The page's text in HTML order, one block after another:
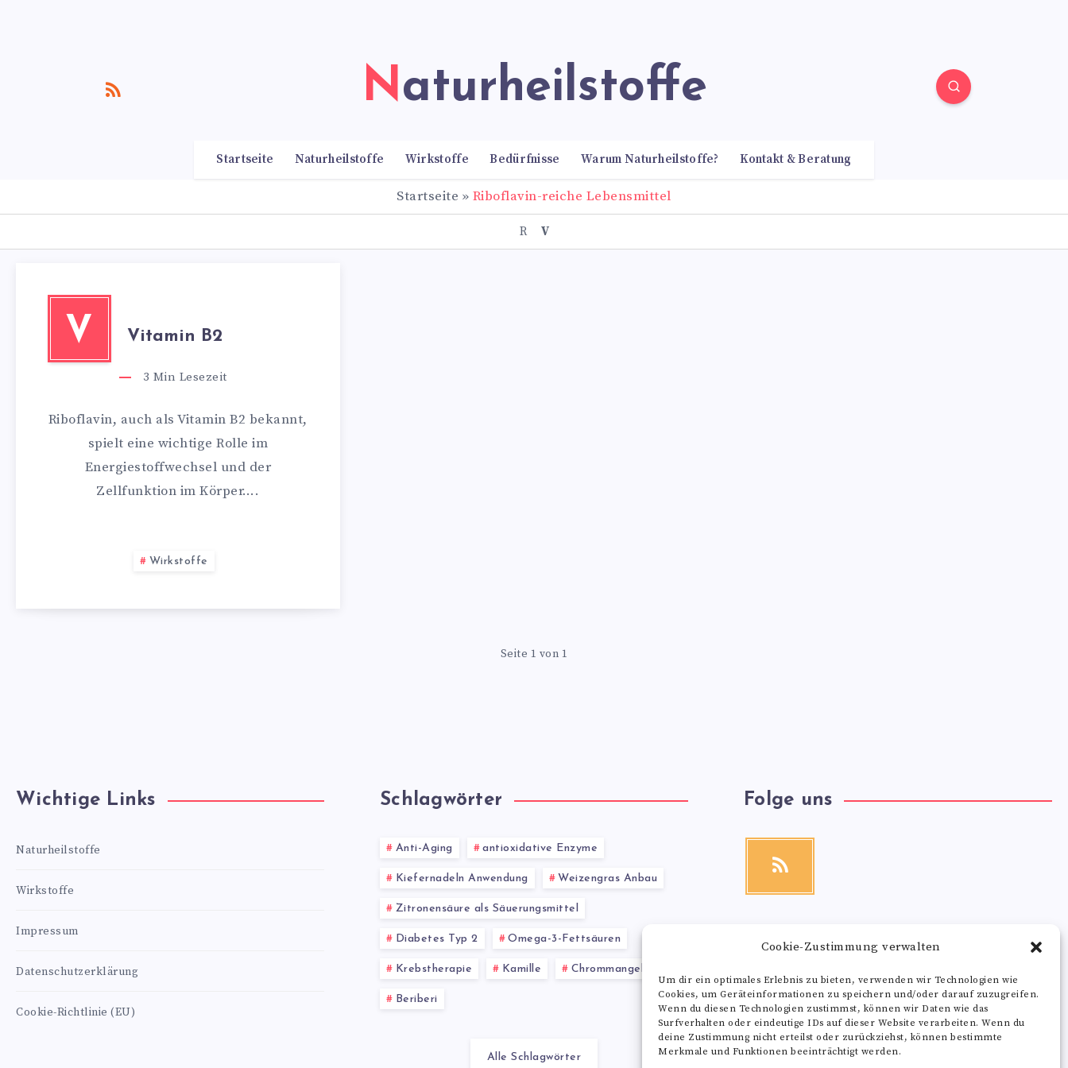
Cookie-Zustimmung verwalten
Um dir ein optimales Erlebnis zu bieten, verwenden wir Technologien wie
Cookies, um Geräteinformationen zu speichern und/oder darauf zuzugreifen.
Wenn du diesen Technologien zustimmst, können wir Daten wie das
Surfverhalten oder eindeutige IDs auf dieser Website verarbeiten. Wenn du
deine Zustimmung nicht erteilst oder zurückziehst, können bestimmte
Merkmale und Funktionen beeinträchtigt werden.
Naturheilstoffe
Startseite Naturheilstoffe Wirkstoffe Bedürfnisse Warum Naturheilstoffe? Kontakt & Beratung
Startseite » Riboflavin-reiche Lebensmittel
R V
V Vitamin B2
3 Min Lesezeit
Riboflavin, auch als Vitamin B2 bekannt,
spielt eine wichtige Rolle im
Energiestoffwechsel und der
Zellfunktion im Körper….
Wirkstoffe
Seite 1 von 1
Wichtige Links
Naturheilstoffe
Wirkstoffe
Impressum
Datenschutzerklärung
Cookie-Richtlinie (EU)
Schlagwörter
Anti-Aging antioxidative Enzyme
Kiefernadeln Anwendung Weizengras Anbau
Zitronensäure als Säuerungsmittel
Diabetes Typ 2 Omega-3-Fettsäuren
Krebstherapie Kamille Chrommangel
Beriberi
Alle Schlagwörter
Folge uns
RSS